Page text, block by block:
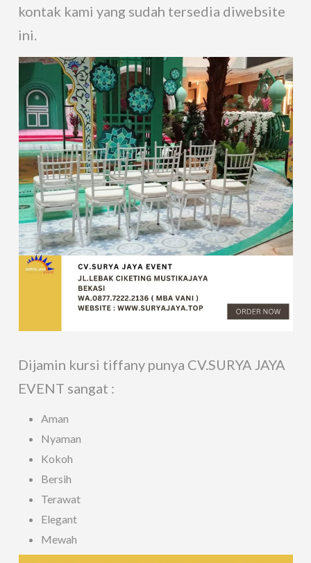
kontak kami yang sudah tersedia diwebsite
ini.
Dijamin kursi tiffany punya CV.SURYA JAYA
EVENT sangat :
Aman
Nyaman
Kokoh
Bersih
Terawat
Elegant
Mewah